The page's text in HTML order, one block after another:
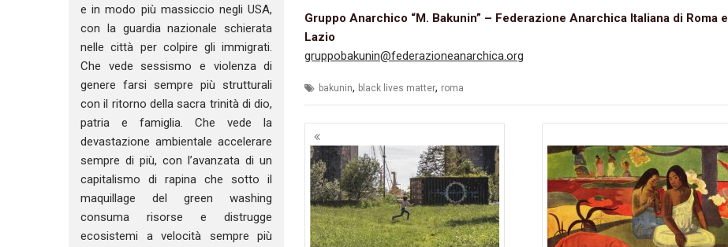
Gruppo Anarchico “M. Bakunin” – Federazione Anarchica Italiana di Roma e
Lazio
gruppobakunin@federazioneanarchica.org
bakunin, black lives matter, roma
Navigazione
articoli
e in modo più massiccio negli USA,
con la guardia nazionale schierata
nelle città per colpire gli immigrati.
Che vede sessismo e violenza di
genere farsi sempre più strutturali
con il ritorno della sacra trinità di dio,
patria e famiglia. Che vede la
devastazione ambientale accelerare
sempre di più, con l’avanzata di un
capitalismo di rapina che sotto il
maquillage del green washing
consuma risorse e distrugge
ecosistemi a velocità sempre più